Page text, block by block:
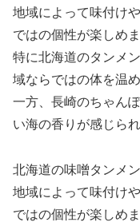
地域によって味付け
ではの個性が楽しめま
特に北海道のタンメ
域ならではの体を温
一方、長崎のちゃん
い海の香りが感じら
北海道の味噌タンメ
地域によって味付け
ではの個性が楽しめま